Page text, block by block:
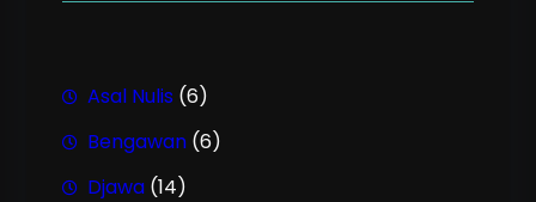
Asal Nulis (6)
Bengawan (6)
Djawa (14)